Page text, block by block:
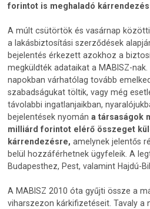
forintot is meghaladó
A múlt csütörtök és vasárnap
a lakásbiztosítási szerződések
bejelentés érkezett azokhoz a
megküldték adataikat a MABISZ-
napokban várhatólag tovább
szabadságukat töltik, vagy még
távolabbi ingatlanjaikban,
bejelentések nyomána társaságok
milliárd forintot elérő összeget
kárrendezésre, amelynek jelentős
belül hozzáférhetnek ügyfeleik. A
Budapesthez, Pest, valamint Hajdú-
A MABISZ 2010 óta gyűjti össze a
viharszezon kárkifizetéseit. Tavaly a